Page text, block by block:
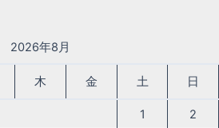
2026年8月
木 金 土 日
1 2